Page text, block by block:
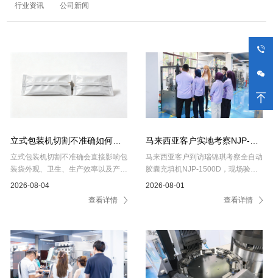
行业资讯 公司新闻
立式包装机切割不准确如何解
决？从色标检测、热封和...
立式包装机切割不准确会直接影响包
装袋外观、卫生、生产效率以及产品
一致性。切割位置偏移、袋长不稳定
2026-08-04
查看详情
马来西亚客户实地考察NJP-
1500胶囊充填机，设备综合...
马来西亚客户到访瑞锦琪考察全自动
胶囊充填机NJP-1500D，现场验证
装量精度、高速运行稳定性及海外售
2026-08-01
查看详情